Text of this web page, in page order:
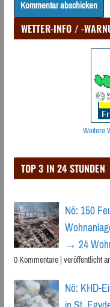
WETTER-INFO / -
Weitere
TOP 3 IN 24 STUNDEN
Nö: 150
→ 24
0 Kommentare|veröffentlicht
Nö: KHD-